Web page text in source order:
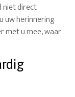
niet direct
uw herinnering
met u mee, waar